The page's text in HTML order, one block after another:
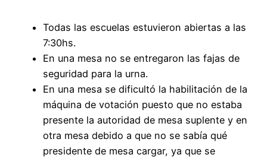
Todas las escuelas estuvieron abiertas a las
7:30hs.
En una mesa no se entregaron las fajas de
seguridad para la urna.
En una mesa se dificultó la habilitación de la
máquina de votación puesto que no estaba
presente la autoridad de mesa suplente y en
otra mesa debido a que no se sabía qué
presidente de mesa cargar, ya que se